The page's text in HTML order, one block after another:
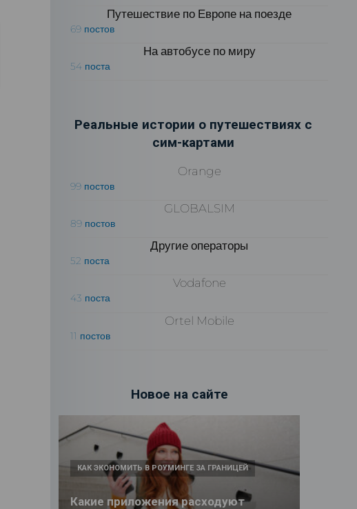
Путешествие по Европе на поезде
69 постов
На автобусе по миру
54 поста
Реальные истории о путешествиях с
сим-картами
Orange
99 постов
GLOBALSIM
89 постов
Другие операторы
52 поста
Vodafone
43 поста
Ortel Mobile
11 постов
Новое на сайте
Какие приложения расходуют
КАК ЭКОНОМИТЬ В РОУМИНГЕ ЗА ГРАНИЦЕЙ